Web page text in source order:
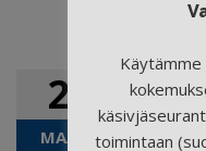
28
MAALIStoimintaan